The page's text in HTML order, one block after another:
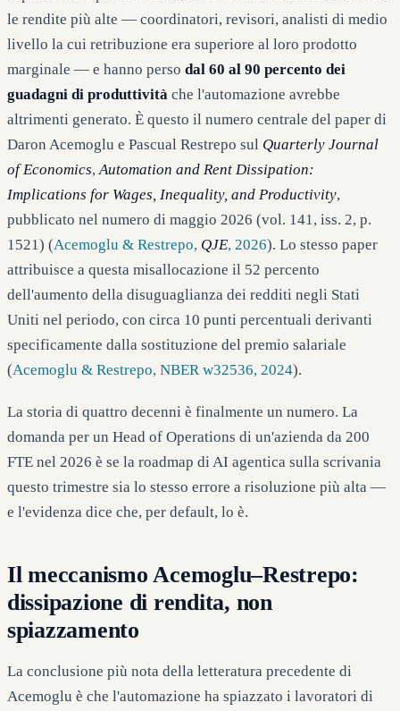
le rendite più alte — coordinatori, revisori, analisti di medio
livello la cui retribuzione era superiore al loro prodotto
marginale — e hanno perso dal 60 al 90 percento dei
guadagni di produttività che l'automazione avrebbe
altrimenti generato. È questo il numero centrale del paper di
Daron Acemoglu e Pascual Restrepo sul Quarterly Journal
of Economics,Automation and Rent Dissipation:
Implications for Wages, Inequality, and Productivity,
pubblicato nel numero di maggio 2026 (vol. 141, iss. 2, p.
1521) (Acemoglu & Restrepo, QJE, 2026). Lo stesso paper
attribuisce a questa misallocazione il 52 percento
dell'aumento della disuguaglianza dei redditi negli Stati
Uniti nel periodo, con circa 10 punti percentuali derivanti
specificamente dalla sostituzione del premio salariale
(Acemoglu & Restrepo, NBER w32536, 2024).
La storia di quattro decenni è finalmente un numero. La
domanda per un Head of Operations di un'azienda da 200
FTE nel 2026 è se la roadmap di AI agentica sulla scrivania
questo trimestre sia lo stesso errore a risoluzione più alta —
e l'evidenza dice che, per default, lo è.
Il meccanismo Acemoglu–Restrepo:
dissipazione di rendita, non
spiazzamento
La conclusione più nota della letteratura precedente di
Acemoglu è che l'automazione ha spiazzato i lavoratori di